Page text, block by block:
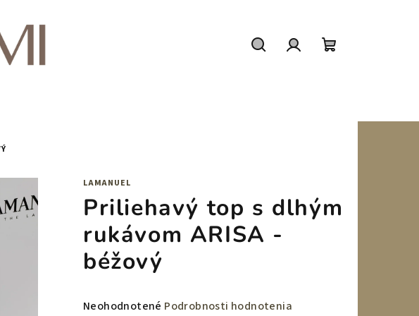
LAMANUEL
Priliehavý top s dlhým
rukávom ARISA -
béžový
Priemerné
Neohodnotené Podrobnosti hodnotenia